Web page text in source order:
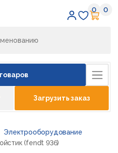
0 0
Загрузить заказ
Электрооборудование
(fendt 936)